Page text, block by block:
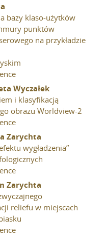
bazy klaso-użytków
punktów
na przykładzie
Wyczałek
i klasyfikacją
obrazu Worldview-2
Zarychta
wygładzenia”
Zarychta
reliefu w miejscach